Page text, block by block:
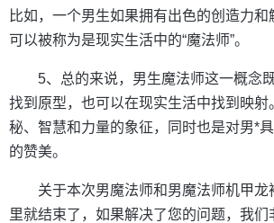
比如，一个男生如果拥有出色的创造力和
可以被称为是现实生活中的“魔法师”。
5、总的来说，男生魔法师这一概念
找到原型，也可以在现实生活中找到映射
秘、智慧和力量的象征，同时也是对男*
的赞美。
关于本次男魔法师和男魔法师机甲龙
里就结束了，如果解决了您的问题，我们